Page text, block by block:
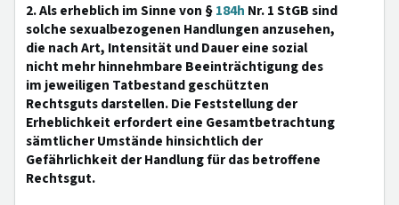
2. Als erheblich im Sinne von §184h Nr. 1 StGB sind
solche sexualbezogenen Handlungen anzusehen,
die nach Art, Intensität und Dauer eine sozial
nicht mehr hinnehmbare Beeinträchtigung des
im jeweiligen Tatbestand geschützten
Rechtsguts darstellen. Die Feststellung der
Erheblichkeit erfordert eine Gesamtbetrachtung
sämtlicher Umstände hinsichtlich der
Gefährlichkeit der Handlung für das betroffene
Rechtsgut.